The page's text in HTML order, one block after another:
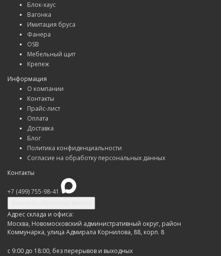
Блок-хаус
Вагонка
Имитация бруса
Фанера
OSB
Мебельный щит
Крепеж
Информация
О компании
Контакты
Прайс-лист
Оплата
Доставка
Блог
Политика конфиденциальности
Согласие на обработку персональных данных
Контакты
+7 (499) 755-98-41
Адрес склада и офиса:
Москва, Новомосковский административный округ, район
Коммунарка, улица Адмирала Корнилова, 88, корп. 8
с 9:00 до 18:00, без перерывов и выходных